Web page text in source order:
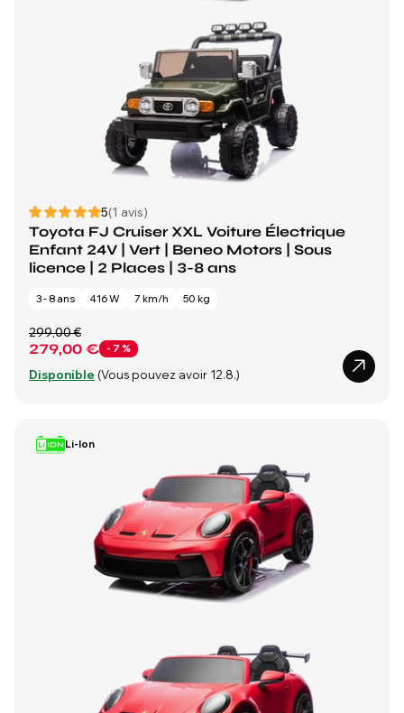
5(1 avis)
Toyota FJ Cruiser XXL Voiture Électrique
Enfant 24V | Vert | Beneo Motors | Sous
licence | 2 Places | 3-8 ans
3 - 8 ans 416 W 7 km/h 50 kg
279,00 € - 7 %
299,00 €
Disponible (Vous pouvez avoir 12.8.)
Li-Ion